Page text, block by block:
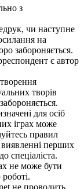
з
чи наступне
на
забороняється.
є автор
творів
для осіб
іграх може
правил
перших
спеціаліста.
не може бути